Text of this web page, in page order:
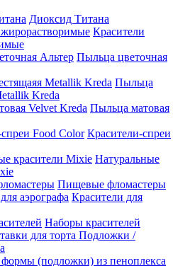
Диоксид Титана
Красители
Пыльца цветочная
Пыльца
Kreda
Пыльца матовая
Красители-спреи
Натуральные
Пищевые фломастеры
Красители для
Наборы красителей
Подложки /